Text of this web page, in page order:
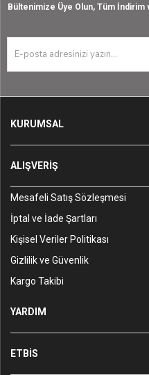
Bültenimize Üye Olun, Tüm İndirim
KURUMSAL
ALIŞVERİŞ
Mesafeli Satış Sözleşmesi
İptal ve İade Şartları
Kişisel Veriler Politikası
Gizlilik ve Güvenlik
Kargo Takibi
YARDIM
ETBİS